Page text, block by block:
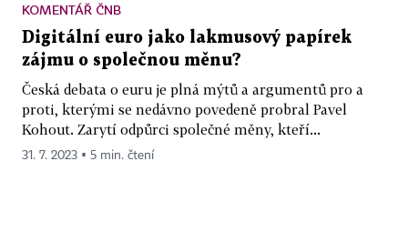
KOMENTÁŘ ČNB
Digitální euro jako lakmusový papírek
zájmu o společnou měnu?
Česká debata o euru je plná mýtů a argumentů pro a
proti, kterými se nedávno povedeně probral Pavel
Kohout. Zarytí odpůrci společné měny, kteří...
31. 7. 2023 ▪ 5 min. čtení